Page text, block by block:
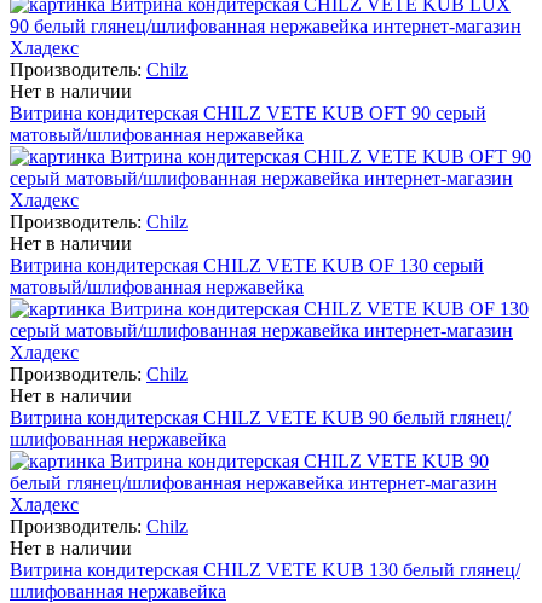
Производитель: Chilz
Нет в наличии
Витрина кондитерская CHILZ VETE KUB OFT 90 серый
матовый/шлифованная нержавейка
Производитель: Chilz
Нет в наличии
Витрина кондитерская CHILZ VETE KUB OF 130 серый
матовый/шлифованная нержавейка
Производитель: Chilz
Нет в наличии
Витрина кондитерская CHILZ VETE KUB 90 белый глянец/
шлифованная нержавейка
Производитель: Chilz
Нет в наличии
Витрина кондитерская CHILZ VETE KUB 130 белый глянец/
шлифованная нержавейка